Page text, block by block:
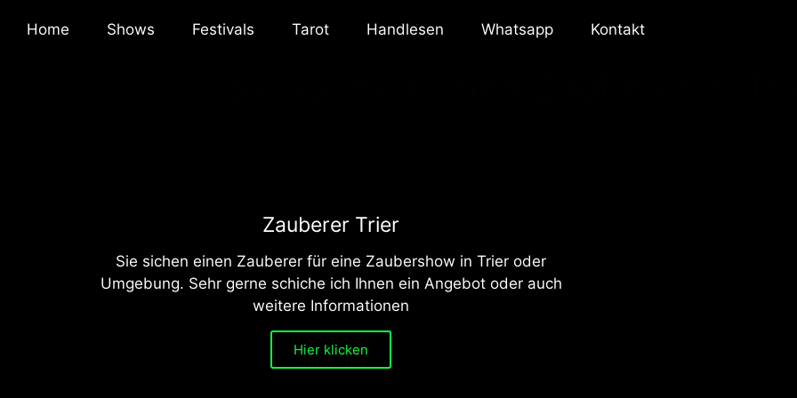
Home Shows Festivals Tarot Handlesen Whatsapp Kontakt
Zauberer Trier
Sie sichen einen Zauberer für eine Zaubershow in Trier oder
Umgebung. Sehr gerne schiche ich Ihnen ein Angebot oder auch
weitere Informationen
Hier klicken